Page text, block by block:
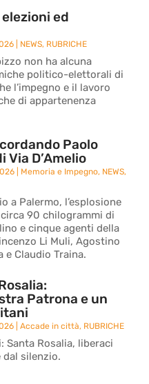
ed
NEWS, RUBRICHE
non ha alcuna
politico-elettorali di
l’impegno e il lavoro
di appartenenza
Paolo
Via D’Amelio
Memoria e Impegno, NEWS,
a Palermo, l’esplosione
90 chilogrammi di
e cinque agenti della
Li Muli, Agostino
e Claudio Traina.
Patrona e un
|Accade in città, RUBRICHE
Santa Rosalia, liberaci
dal silenzio.